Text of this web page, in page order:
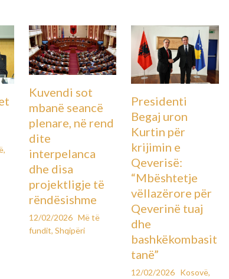
,
Kuvendi sot
mbanë seancë
plenare, në rend
dite
interpelanca
dhe disa
projektligje të
rëndësishme
12/02/2026 Më të
fundit, Shqipëri
Presidenti
Begaj uron
Kurtin për
krijimin e
Qeverisë:
“Mbështetje
vëllazërore për
Qeverinë tuaj
dhe
bashkëkombasit
tanë”
12/02/2026 Kosovë,